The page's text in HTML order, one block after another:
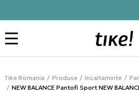
Tike Romania Produse Incaltaminte
NEW BALANCE Pantofi Sport NEW